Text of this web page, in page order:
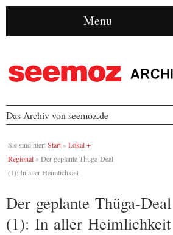
Menu
Das Archiv von seemoz.de
Sie sind hier: Start » Lokal +
Regional » Der geplante Thüga-Deal
(1): In aller Heimlichkeit
Der geplante Thüga-Deal
(1): In aller Heimlichkeit